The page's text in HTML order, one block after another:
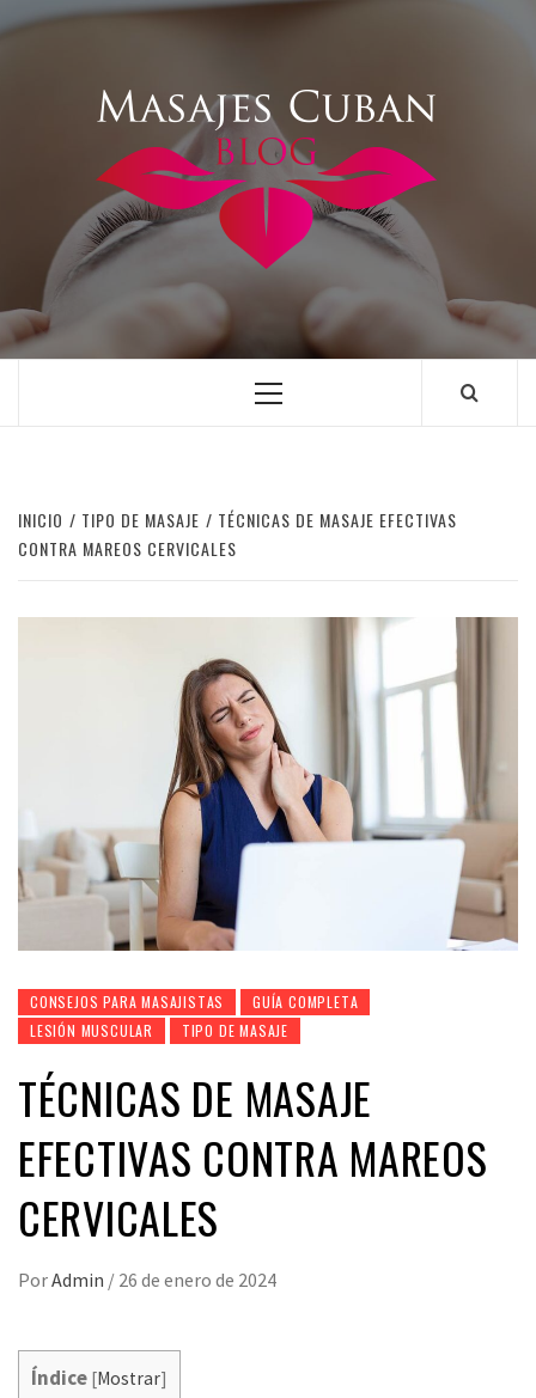
Saltar
Menú
INICIO TIPO DE MASAJE
TÉCNICAS DE MASAJE EFECTIVAS
CONTRA MAREOS CERVICALES
CONSEJOS PARA MASAJISTAS
GUÍA COMPLETA
LESIÓN MUSCULAR
TIPO DE MASAJE
TÉCNICAS DE MASAJE
EFECTIVAS CONTRA MAREOS
CERVICALES
PorAdmin / 26 de enero de 2024
Índice [Mostrar]